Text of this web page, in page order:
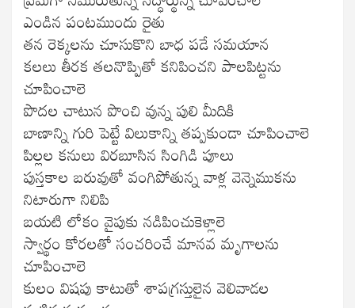
ఎండిన పంటముందు రైతు
తన రెక్కలను చూసుకొని బాధ పడే సమయాన
కలలు తీరక తలనొప్పితో కనిపించని పాలపిట్టను
చూపించాలె
పొదల చాటున పొంచి వున్న పులి మీదికి
బాణాన్ని గురి పెట్టే విలుకాన్ని తప్పకుండా చూపించాలె
పిల్లల కనులు విరబూసిన సింగిడి పూలు
పుస్తకాల బరువుతో వంగిపోతున్న వాళ్ల వెన్నెముకను
నిటారుగా నిలిపి
బయటి లోకం వైపుకు నడిపించుకెళ్లాలె
స్వార్థం కోరలతో సంచరించే మానవ మృగాలను
చూపించాలె
కులం విషపు కాటుతో శాపగ్రస్తులైన వెలివాడల